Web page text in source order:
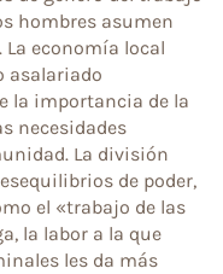
hombres asumen
economía local
asalariado
la importancia de la
necesidades
La división
de poder,
el «trabajo de las
la labor a la que
les da más